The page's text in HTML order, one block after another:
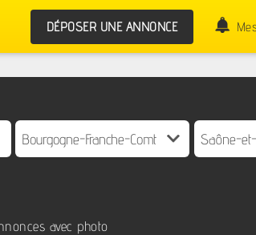
DÉPOSER UNE ANNONCE
avec photo